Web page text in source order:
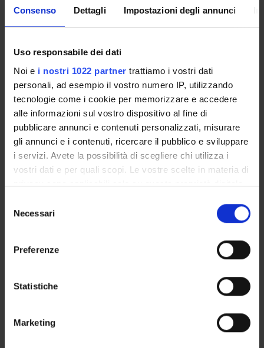
Consenso Dettagli Impostazioni degli annunci
Uso responsabile dei dati
Noi e i nostri 1022 partner trattiamo i vostri dati
personali, ad esempio il vostro numero IP, utilizzando
tecnologie come i cookie per memorizzare e accedere
alle informazioni sul vostro dispositivo al fine di
pubblicare annunci e contenuti personalizzati, misurare
gli annunci e i contenuti, ricercare il pubblico e sviluppare
i servizi. Avete la possibilità di scegliere chi utilizza i
vostri dati e per quali scopi. Le vostre scelte in materia di
privacy sono applicabili solo su questa proprietà digitale
modificare o revocare il proprio consenso in qualsiasi
momento dalla Dichiarazione sui cookie o facendo clic
raccogliere informazioni sulla tua posizione
geografica, con un'approssimazione di qualche
Identificare il tuo dispositivo, scansionandolo
delNecessari
Preferenze
Statistiche
Marketing
DEPARTMENT ADMINISTRATION OFFICES
STUDENT ADMINISTRATION OFFICES
DEPARTMENT FACILITIES
RESEARCH LABORATORIES
RESEARCH CENTRES